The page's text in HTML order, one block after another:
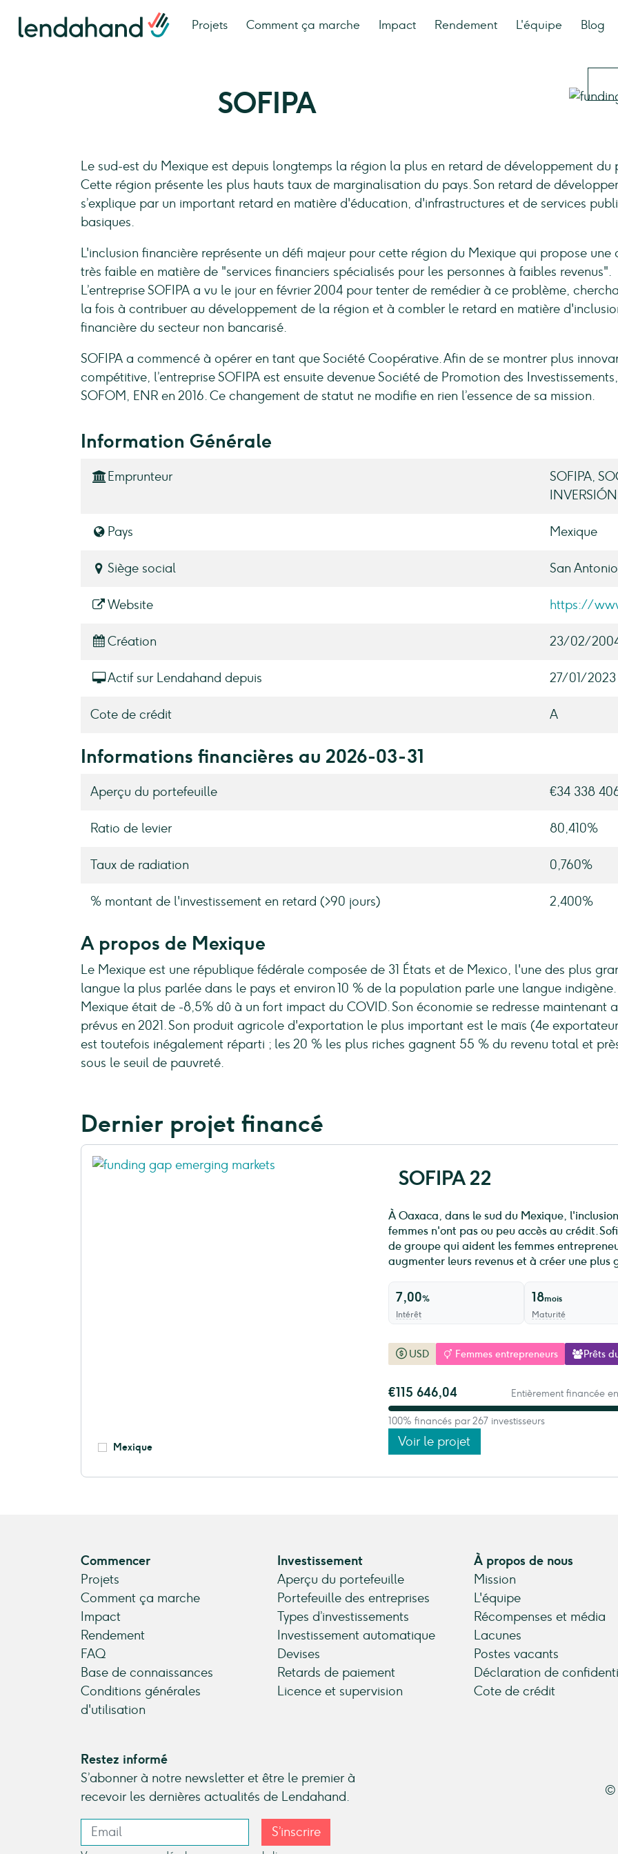
Projets Comment ça marche Impact Rendement L'équipe Blog
SOFIPA
Le sud-est du Mexique est depuis longtemps la région la plus en retard de développement du
Cette région présente les plus hauts taux de marginalisation du pays. Son retard de
s’explique par un important retard en matière d'éducation, d'infrastructures et de services
basiques.
L'inclusion financière représente un défi majeur pour cette région du Mexique qui propose une
très faible en matière de "services financiers spécialisés pour les personnes à faibles revenus".
L’entreprise SOFIPA a vu le jour en février 2004 pour tenter de remédier à ce problème,
la fois à contribuer au développement de la région et à combler le retard en matière
financière du secteur non bancarisé.
SOFIPA a commencé à opérer en tant que Société Coopérative. Afin de se montrer plus
compétitive, l’entreprise SOFIPA est ensuite devenue Société de Promotion des Investissements,
SOFOM, ENR en 2016. Ce changement de statut ne modifie en rien l’essence de sa mission.
Information Générale
Emprunteur
SOFIPA,
Pays Mexique
Siège social San
Website https://
Création 23/02/
Actif sur Lendahand depuis 27/01/2023
Cote de crédit A
Informations financières au 2026-03-31
Aperçu du portefeuille €34 338
Ratio de levier 80,410%
Taux de radiation 0,760%
% montant de l'investissement en retard (>90 jours) 2,400%
A propos de Mexique
Le Mexique est une république fédérale composée de 31 États et de Mexico, l'une des plus
langue la plus parlée dans le pays et environ 10 % de la population parle une langue
Mexique était de -8,5% dû à un fort impact du COVID. Son économie se redresse maintenant
prévus en 2021. Son produit agricole d'exportation le plus important est le maïs (4e
est toutefois inégalement réparti ; les 20 % les plus riches gagnent 55 % du revenu total et
sous le seuil de pauvreté.
Dernier projet financé
Mexique
SOFIPA 22
À Oaxaca, dans le sud du Mexique,
femmes n'ont pas ou peu accès au crédit.
de groupe qui aident les femmes
augmenter leurs revenus et à créer une plus
7,00%
Intérêt
18mois
Maturité
USD Femmes entrepreneurs Prêts
€115 646,04 Entièrement financée
100% financés par 267 investisseurs
Voir le projet
Commencer
Projets
Comment ça marche
Impact
Rendement
FAQ
Base de connaissances
Conditions générales
d'utilisation
Investissement
Aperçu du portefeuille
Portefeuille des entreprises
Types d’investissements
Investissement automatique
Devises
Retards de paiement
Licence et supervision
À propos de nous
Mission
L'équipe
Récompenses et média
Lacunes
Postes vacants
Déclaration de
Cote de crédit
Restez informé
S’abonner à notre newsletter et être le premier à
recevoir les dernières actualités de Lendahand.
S’inscrire
©